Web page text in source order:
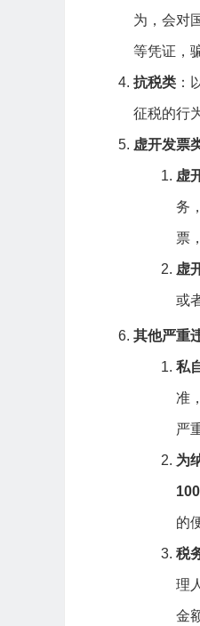
为，会对
等凭证，
抗税类 ：
征税的行
虚开发票
虚
务
票
虚
或
其他严重
私
准
严
为
的
税
理
金